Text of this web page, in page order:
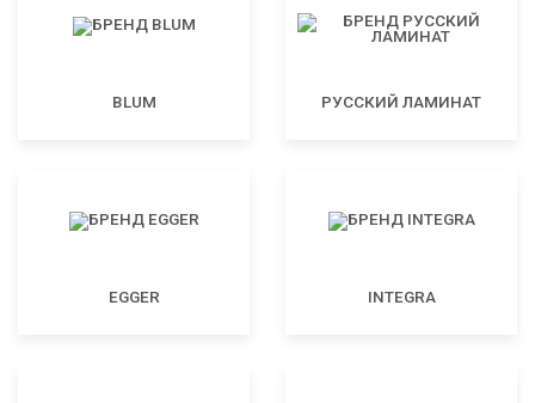
BLUM РУССКИЙ ЛАМИНАТ
EGGER INTEGRA